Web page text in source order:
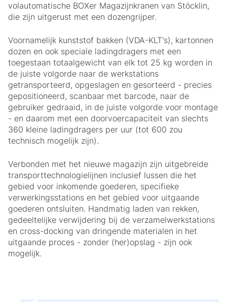
volautomatische BOXer Magazijnkranen van Stöcklin,
die zijn uitgerust met een dozengrijper.
Voornamelijk kunststof bakken (VDA-KLT's), kartonnen
dozen en ook speciale ladingdragers met een
toegestaan totaalgewicht van elk tot 25 kg worden in
de juiste volgorde naar de werkstations
getransporteerd, opgeslagen en gesorteerd - precies
gepositioneerd, scanbaar met barcode, naar de
gebruiker gedraaid, in de juiste volgorde voor montage
- en daarom met een doorvoercapaciteit van slechts
360 kleine ladingdragers per uur (tot 600 zou
technisch mogelijk zijn).
Verbonden met het nieuwe magazijn zijn uitgebreide
transporttechnologielijnen inclusief lussen die het
gebied voor inkomende goederen, specifieke
verwerkingsstations en het gebied voor uitgaande
goederen ontsluiten. Handmatig laden van rekken,
gedeeltelijke verwijdering bij de verzamelwerkstations
en cross-docking van dringende materialen in het
uitgaande proces - zonder (her)opslag - zijn ook
mogelijk.